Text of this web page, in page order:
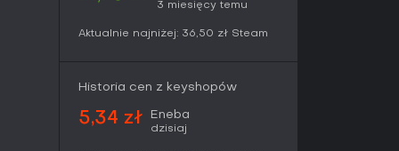
dla graczy lubiących doskonalić
wszystkie 27 etapów.
zwracają uwagę na intensywność obrazu w
ceniące abstrakcyjne gry rytmiczne oparte
tu spójną rozrywkę, podczas gdy gracze
3 miesięcy temu
Aktualnie najniżej: 36,50 zł Steam
Historia cen z keyshopów
5,34 zł Eneba
dzisiaj